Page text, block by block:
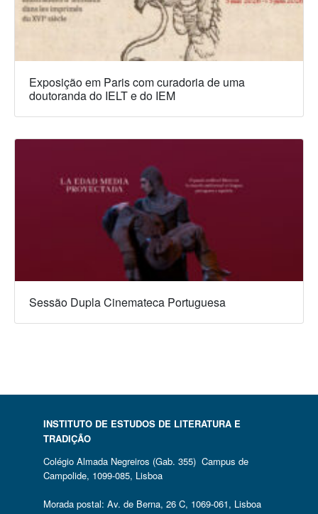
Exposição em Paris com curadoria de uma
doutoranda do IELT e do IEM
Sessão Dupla Cinemateca Portuguesa
INSTITUTO DE ESTUDOS DE LITERATURA E
TRADIÇÃO
Colégio Almada Negreiros (Gab. 355) Campus de
Campolide, 1099-085, Lisboa
Morada postal: Av. de Berna, 26 C, 1069-061, Lisboa